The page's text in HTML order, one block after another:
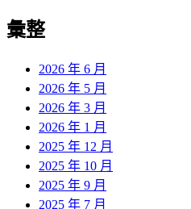
彙整
2026 年 6 月
2026 年 5 月
2026 年 3 月
2026 年 1 月
2025 年 12 月
2025 年 10 月
2025 年 9 月
2025 年 7 月